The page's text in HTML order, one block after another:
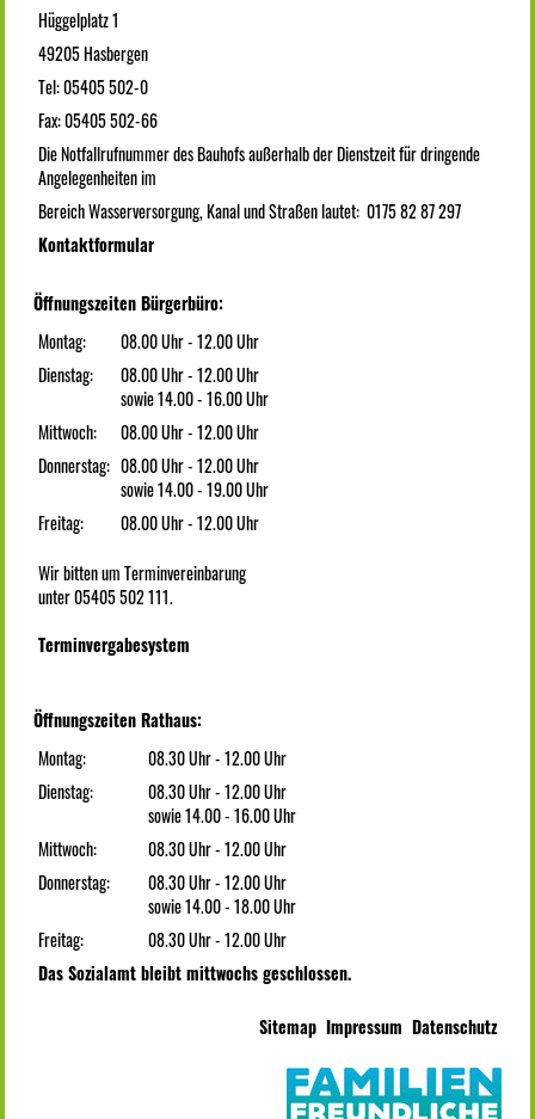
Hüggelplatz 1
49205 Hasbergen
Tel: 05405 502-0
Fax: 05405 502-66
Die Notfallrufnummer des Bauhofs außerhalb der Dienstzeit für dringende
Angelegenheiten im
Bereich Wasserversorgung, Kanal und Straßen lautet: 0175 82 87 297
Kontaktformular
Öffnungszeiten Bürgerbüro:
Montag:
08.00 Uhr - 12.00 Uhr
Dienstag:
08.00 Uhr - 12.00 Uhr
sowie 14.00 - 16.00 Uhr
Mittwoch:
08.00 Uhr - 12.00 Uhr
Donnerstag: 08.00 Uhr - 12.00 Uhr
sowie 14.00 - 19.00 Uhr
Freitag:
08.00 Uhr - 12.00 Uhr
Wir bitten um Terminvereinbarung
unter 05405 502 111.
Terminvergabesystem
Öffnungszeiten Rathaus:
Montag:
08.30 Uhr - 12.00 Uhr
Dienstag:
08.30 Uhr - 12.00 Uhr
sowie 14.00 - 16.00 Uhr
Mittwoch:
08.30 Uhr - 12.00 Uhr
Donnerstag:
08.30 Uhr - 12.00 Uhr
sowie 14.00 - 18.00 Uhr
Freitag:
08.30 Uhr - 12.00 Uhr
Das Sozialamt bleibt mittwochs geschlossen.
Sitemap Impressum Datenschutz